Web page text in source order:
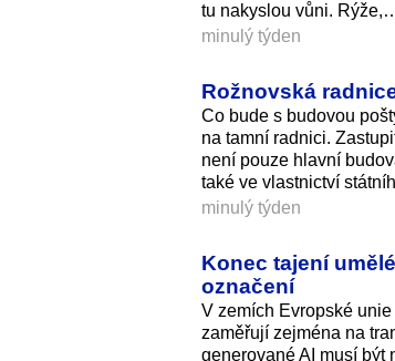
tu nakyslou vůni.
minulý týden
Rožnovská
Co bude s budovou
na tamní radnici.
není pouze hlavní
také ve vlastnictví
minulý týden
Konec tajení
označení
V zemích Evropské
zaměřují zejména na
generované AI musí být